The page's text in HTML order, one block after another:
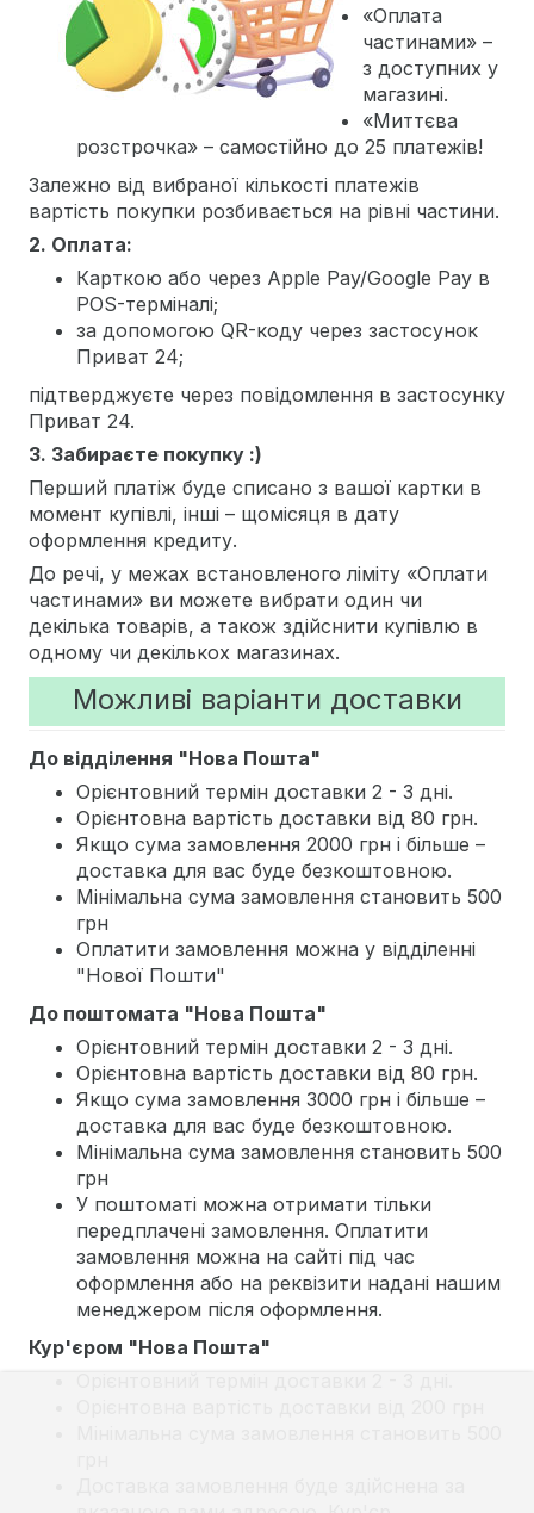
«Оплата
частинами» –
з доступних у
магазині.
«Миттєва
розстрочка» – самостійно до 25 платежів!
Залежно від вибраної кількості платежів
вартість покупки розбивається на рівні частини.
2. Оплата:
Карткою або через Apple Pay/Google Pay в
POS-терміналі;
за допомогою QR-коду через застосунок
Приват 24;
підтверджуєте через повідомлення в застосунку
Приват 24.
3. Забираєте покупку :)
Перший платіж буде списано з вашої картки в
момент купівлі, інші – щомісяця в дату
оформлення кредиту.
До речі, у межах встановленого ліміту «Оплати
частинами» ви можете вибрати один чи
декілька товарів, а також здійснити купівлю в
одному чи декількох магазинах.
Можливі варіанти доставки
До відділення "Нова Пошта"
Орієнтовний термін доставки 2 - 3 дні.
Орієнтовна вартість доставки від 80 грн.
Якщо сума замовлення 2000 грн і більше –
доставка для вас буде безкоштовною.
Мінімальна сума замовлення становить 500
грн
Оплатити замовлення можна у відділенні
"Нової Пошти"
До поштомата "Нова Пошта"
Орієнтовний термін доставки 2 - 3 дні.
Орієнтовна вартість доставки від 80 грн.
Якщо сума замовлення 3000 грн і більше –
доставка для вас буде безкоштовною.
Мінімальна сума замовлення становить 500
грн
У поштоматі можна отримати тільки
передплачені замовлення. Оплатити
замовлення можна на сайті під час
оформлення або на реквізити надані нашим
менеджером після оформлення.
Кур'єром "Нова Пошта"